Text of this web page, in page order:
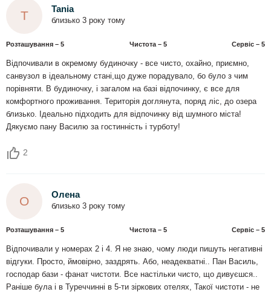
T Tania
близько 3 року тому
Розташування – 5 Чистота – 5 Сервіс – 5
Відпочивали в окремому будиночку - все чисто, охайно, приємно,
санвузол в ідеальному стані,що дуже порадувало, бо було з чим
порівняти. В будиночку, і загалом на базі відпочинку, є все для
комфортного проживання. Територія доглянута, поряд ліс, до озера
близько. Ідеально підходить для відпочинку від шумного міста!
Дякуємо пану Василю за гостинність і турботу!
2
О Олена
близько 3 року тому
Розташування – 5 Чистота – 5 Сервіс – 5
Відпочивали у номерах 2 і 4. Я не знаю, чому люди пишуть негативні
відгуки. Просто, ймовірно, заздрять. Або, неадекватні.. Пан Василь,
господар бази - фанат чистоти. Все настільки чисто, що дивуєшся..
Раніше була і в Туреччинні в 5-ти зіркових отелях, Такої чистоти - не